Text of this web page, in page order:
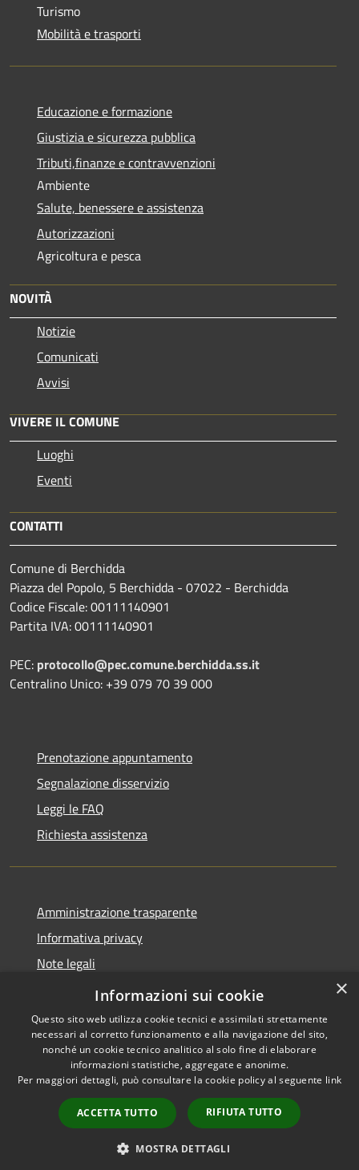
Turismo
Mobilità e trasporti
Educazione e formazione
Giustizia e sicurezza pubblica
Tributi,finanze e contravvenzioni
Ambiente
Salute, benessere e assistenza
Autorizzazioni
Agricoltura e pesca
NOVITÀ
Notizie
Comunicati
Avvisi
VIVERE IL COMUNE
Luoghi
Eventi
CONTATTI
Comune di Berchidda
Piazza del Popolo, 5 Berchidda - 07022 - Berchidda
Codice Fiscale: 00111140901
Partita IVA: 00111140901
PEC: protocollo@pec.comune.berchidda.ss.it
Centralino Unico: +39 079 70 39 000
Prenotazione appuntamento
Segnalazione disservizio
Leggi le FAQ
Richiesta assistenza
Amministrazione trasparente
Informativa privacy
Note legali
Dichiarazione di accessibilità
Accessibilità
Copyright © 2026 • Comune di
Berchidda • Powered by
Municipium•
Accesso
redazione
×
Informazioni sui cookie
Questo sito web utilizza cookie tecnici e assimilati strettamente
necessari al corretto funzionamento e alla navigazione del sito,
nonché un cookie tecnico analitico al solo fine di elaborare
informazioni statistiche, aggregate e anonime.
Per maggiori dettagli, può consultare la cookie policy al seguente link
ACCETTA TUTTO RIFIUTA TUTTO
MOSTRA DETTAGLI